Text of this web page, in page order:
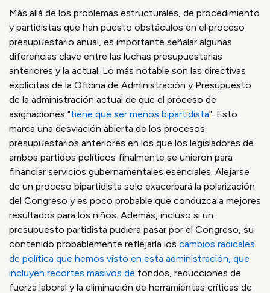
Más allá de los problemas estructurales, de procedimiento
y partidistas que han puesto obstáculos en el proceso
presupuestario anual, es importante señalar algunas
diferencias clave entre las luchas presupuestarias
anteriores y la actual. Lo más notable son las directivas
explícitas de la Oficina de Administración y Presupuesto
de la administración actual de que el proceso de
asignaciones "tiene que ser menos bipartidista". Esto
marca una desviación abierta de los procesos
presupuestarios anteriores en los que los legisladores de
ambos partidos políticos finalmente se unieron para
financiar servicios gubernamentales esenciales. Alejarse
de un proceso bipartidista solo exacerbará la polarización
del Congreso y es poco probable que conduzca a mejores
resultados para los niños. Además, incluso si un
presupuesto partidista pudiera pasar por el Congreso, su
contenido probablemente reflejaría los cambios radicales
de política que hemos visto en esta administración, que
incluyen recortes masivos de fondos, reducciones de
fuerza laboral y la eliminación de herramientas críticas de